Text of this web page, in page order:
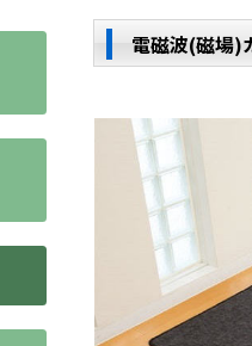
電磁波(磁場